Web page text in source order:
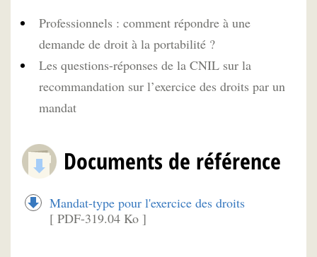
Professionnels : comment répondre à une
demande de droit à la portabilité ?
Les questions-réponses de la CNIL sur la
recommandation sur l’exercice des droits par un
mandat
Documents de référence
Mandat-type pour l'exercice des droits
[ PDF-319.04 Ko ]